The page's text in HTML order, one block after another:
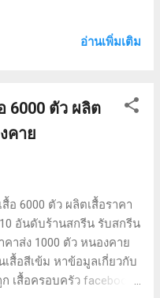
าคาส่ง 700 ตัวราคาส่ง.
ขายส่ง ร้านค้าส่งเสื้อผ้า
กรีนเสื้อ 600 ตัว ทั่ว
“รับสกรีนเสื้อ 600 ตัว
เสื้อยืดสกรีนลาย ขายส่ง”
ายเสื้อเปล่า ราคาส่ง”
ตัวราคาส่ง” “เสื้อยืด
น เ...
อ่านเพิ่มเติม
6000 ตัว ผลิต
คาย
อ 6000 ตัว ผลิตเสื้อราคา
อันดับร้านสกรีน รับสกรีน
คาส่ง 1000 ตัว หนองคาย
เสื้อสีเข้ม หาข้อมูลเกี่ยวกับ
เสื้อครอบครัว facebook